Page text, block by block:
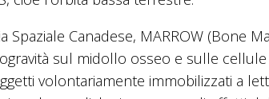
Spaziale Canadese, MARROW (Bone
sul midollo osseo e sulle
volontariamente immobilizzati a